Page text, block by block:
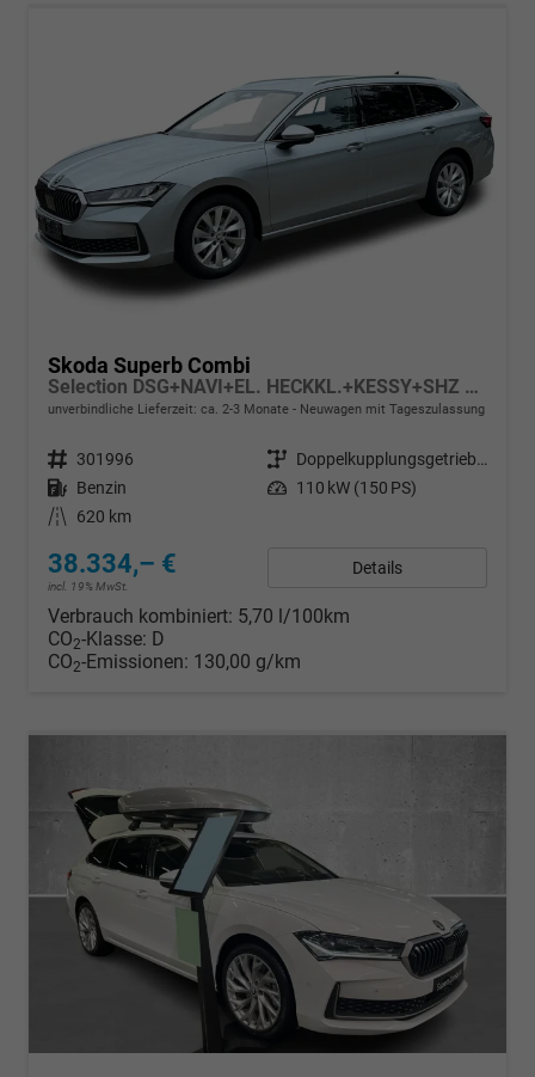
Skoda Superb Combi
Selection DSG+NAVI+EL. HECKKL.+KESSY+SHZ V+H
unverbindliche Lieferzeit: ca. 2-3 Monate Neuwagen mit Tageszulassung
Fahrzeugnr. 301996 Getriebe
Doppelkupplungsgetriebe (DSG)
Kraftstoff Benzin Leistung 110 kW (150 PS)
Kilometerstand
620 km
38.334,– €
incl. 19% MwSt.
Details
Verbrauch kombiniert: 5,70 l/100km
CO2-Klasse: D
CO2-Emissionen: 130,00 g/km